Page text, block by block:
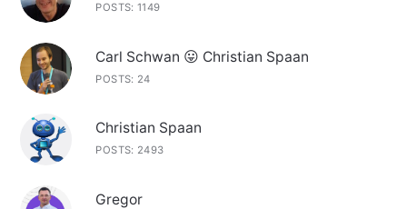
POSTS: 1149
Carl Schwan 😛 Christian Spaan
POSTS: 24
Christian Spaan
POSTS: 2493
Gregor